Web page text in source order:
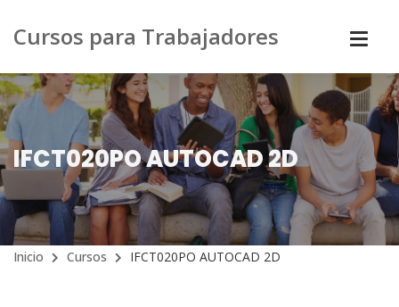
Cursos para Trabajadores
IFCT020PO AUTOCAD 2D
Inicio Cursos IFCT020PO AUTOCAD 2D